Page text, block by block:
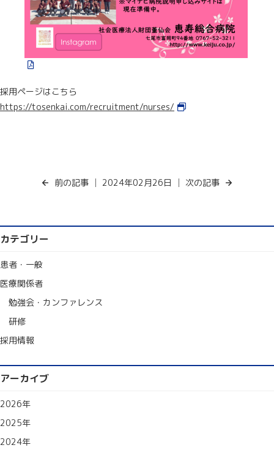
カテゴリー
患者・一般
医療関係者
勉強会・カンファレンス
研修
採用情報
アーカイブ
2026年
2025年
2024年
採用ページはこちら
https://tosenkai.com/recruitment/nurses/
前の記事 │ 2024年02月26日 │ 次の記事